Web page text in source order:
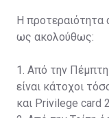
Η προτεραιότητα
ως ακολούθως:
1. Από την Πέμπτη
είναι κάτοχοι
και Privilege card